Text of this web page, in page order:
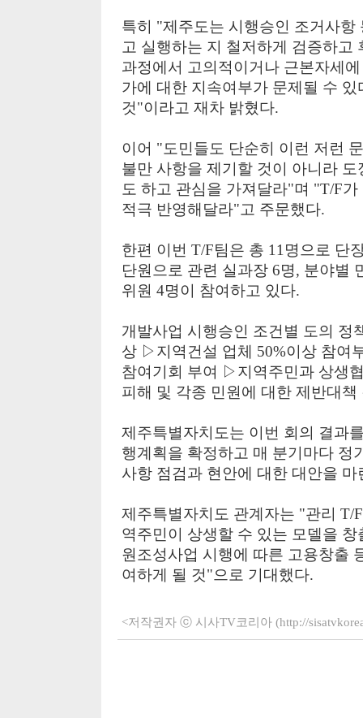
특히 "제주도는 시행승인 조거사
고 실행하는 지 철저하게 검증하고
과정에서 고의적이거나 근본자세
가에 대한 지속여부가 문제될 수
것"이라고 재차 밝혔다.
이어 "도민들도 단순히 이런 저런
불만 사항을 제기할 것이 아니라
도 하고 관심을 가져달라"며 "T/F
적극 반영해달라"고 주문했다.
한편 이번 T/F팀은 총 11명으로 단
단원으로 관련 실과장 6명, 분야별
위원 4명이 참여하고 있다.
개발사업 시행승인 조건별 도의
상 ▷지역건설 업체 50%이상 참여
참여기회 부여 ▷지역주민과 상생
피해 및 각종 민원에 대한 제반대책
제주특별자치도는 이번 회의 결과
행계획을 확정하고 매 분기마다 정
사항 점검과 현안에 대한 대안을
제주특별자치도 관계자는 "관리 T/
역주민이 상생할 수 있는 모델을
원조성사업 시행에 따른 고용창출
여하게 될 것"으로 기대했다.
<저작권자 ⓒ 시사TV코리아 (http://